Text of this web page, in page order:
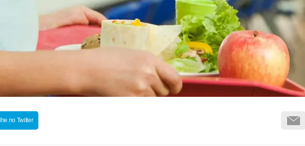
no Twitter